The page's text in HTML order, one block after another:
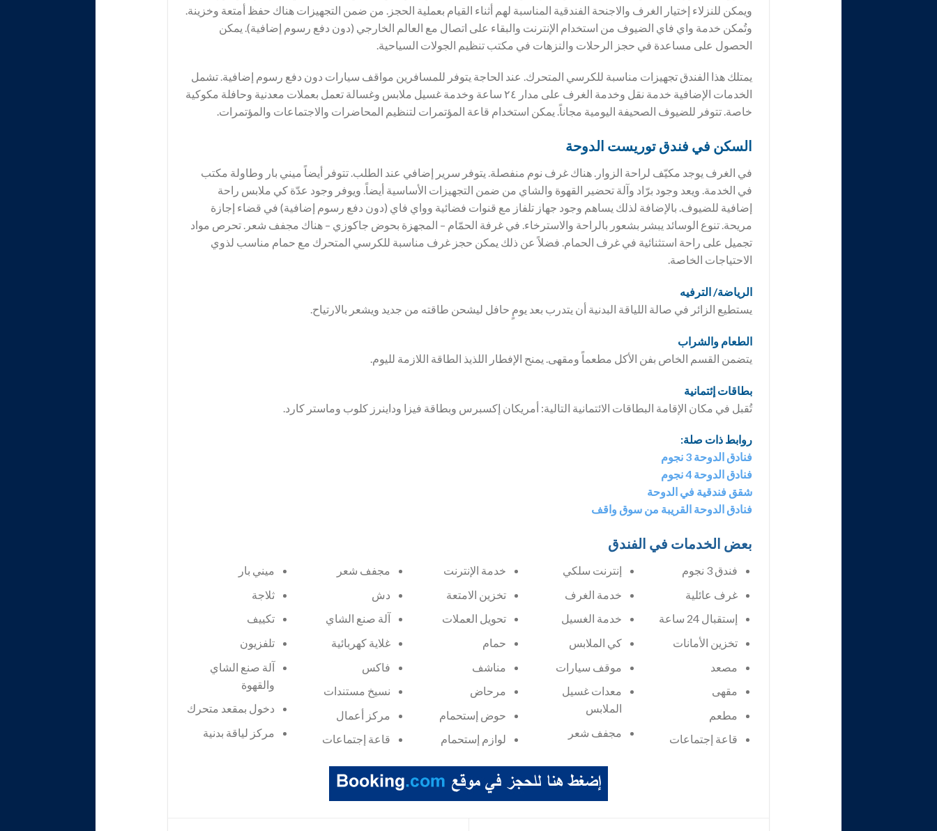
ويمكن للنزلاء إختيار الغرف والاجنحة الفندقية المناسبة لهم أثناء القيام بعملية الحجز. من ضمن التجهيزات هناك حفظ أمتعة وخزينة.
وتُمكن خدمة واي فاي الضيوف من استخدام الإنترنت والبقاء على اتصال مع العالم الخارجي (دون دفع رسوم إضافية). يمكن
الحصول على مساعدة في حجز الرحلات والنزهات في مكتب تنظيم الجولات السياحية.
يمتلك هذا الفندق تجهيزات مناسبة للكرسي المتحرك. عند الحاجة يتوفر للمسافرين مواقف سيارات دون دفع رسوم إضافية. تشمل
الخدمات الإضافية خدمة نقل وخدمة الغرف على مدار ٢٤ ساعة وخدمة غسيل ملابس وغسالة تعمل بعملات معدنية وحافلة مكوكية
خاصة. تتوفر للضيوف الصحيفة اليومية مجاناً. يمكن استخدام قاعة المؤتمرات لتنظيم المحاضرات والاجتماعات والمؤتمرات.
السكن في فندقتوريست الدوحة
في الغرف يوجد مكيّف لراحة الزوار. هناك غرف نوم منفصلة. يتوفر سرير إضافي عند الطلب. تتوفر أيضاً ميني بار وطاولة مكتب
في الخدمة. ويعد وجود برّاد وآلة تحضير القهوة والشاي من ضمن التجهيزات الأساسية أيضاً. ويوفر وجود عدّة كي ملابس راحة
إضافية للضيوف. بالإضافة لذلك يساهم وجود جهاز تلفاز مع قنوات فضائية وواي فاي (دون دفع رسوم إضافية) في قضاء إجازة
مريحة. تنوع الوسائد يبشر بشعور بالراحة والاسترخاء. في غرفة الحمّام – المجهزة بحوض جاكوزي – هناك مجفف شعر. تحرص مواد
تجميل على راحة استثنائية في غرف الحمام. فضلاً عن ذلك يمكن حجز غرف مناسبة للكرسي المتحرك مع حمام مناسب لذوي
الاحتياجات الخاصة.
الرياضة/ الترفيه
يستطيع الزائر في صالة اللياقة البدنية أن يتدرب بعد يومٍ حافل ليشحن طاقته من جديد ويشعر بالارتياح.
الطعام والشراب
يتضمن القسم الخاص بفن الأكل مطعماً ومقهى. يمنح الإفطار اللذيذ الطاقة اللازمة لليوم.
بطاقات إئتمانية
تُقبل في مكان الإقامة البطاقات الائتمانية التالية: أمريكان إكسبرس وبطاقة فيزا وداينرز كلوب وماستر كارد.
روابط ذات صلة:
فنادق الدوحة 3 نجوم
فنادق الدوحة 4 نجوم
شقق فندقية في الدوحة
فنادق الدوحة القريبة من سوق واقف
بعض الخدمات في الفندق
فندق 3 نجوم
غرف عائلية
إستقبال 24 ساعة
تخزين الأمانات
مصعد
مقهى
مطعم
قاعة إجتماعات
إنترنت سلكي
خدمة الغرف
خدمة الغسيل
كي الملابس
موقف سيارات
معدات غسيل
الملابس
مجفف شعر
خدمة الإنترنت
تخزين الامتعة
تحويل العملات
حمام
مناشف
مرحاض
حوض إستحمام
لوازم إستحمام
مجفف شعر
دش
آلة صنع الشاي
غلاية كهربائية
فاكس
نسيخ مستندات
مركز أعمال
قاعة إجتماعات
ميني بار
ثلاجة
تكييف
تلفزيون
آلة صنع الشاي
والقهوة
دخول بمقعد متحرك
مركز لياقة بدنية